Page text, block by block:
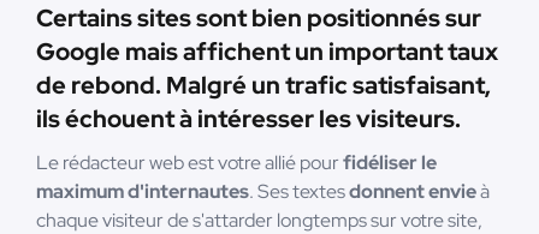
Certains sites sont bien positionnés sur
Google mais affichent un important taux
de rebond. Malgré un trafic satisfaisant,
ils échouent à intéresser les visiteurs.
Le rédacteur web est votre allié pourfidéliser le
maximum d'internautes. Ses textesdonnent envieà
chaque visiteur de s'attarder longtemps sur votre site,